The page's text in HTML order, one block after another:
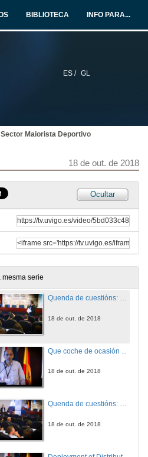
BIBLIOTECA INFO PARA...
ES / GL
Maiorista Deportivo
18 de out. de 2018
Ocultar
mesma serie
A Machine Learning approach for automatic sports production
18 de out. de 2018
Quenda de cuestións: Transfer learning for image tagging in fast fashion workflows
Modelo de Hábitos de Compra de Clientes no Sector Maiorista Deportivo
18 de out. de 2018
Quenda de cuestións: Modelo de Hábitos de Compra de Clientes no Sector Maiorista Deportivo
18 de out. de 2018
18 de out. de 2018
Quenda de cuestións: Que coche de ocasión compro? Unha aproximación con ML
18 de out. de 2018